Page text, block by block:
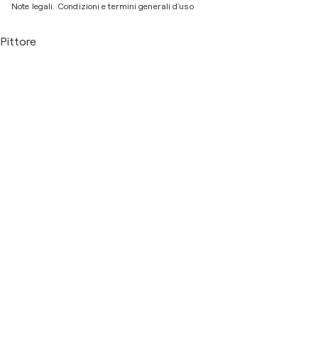
Note legali.
Condizioni e termini generali d'uso
Pittore